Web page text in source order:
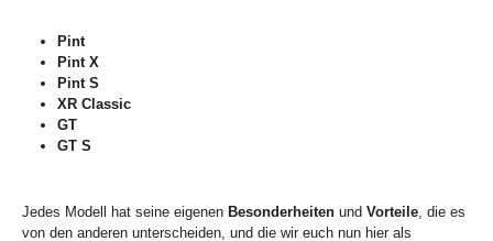
Pint
Pint X
Pint S
XR Classic
GT
GT S
Jedes Modell hat seine eigenen Besonderheiten und Vorteile , die es
von den anderen unterscheiden, und die wir euch nun hier als